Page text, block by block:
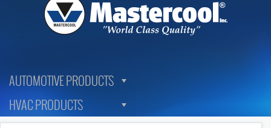
AUTOMOTIVE PRODUCTS
HVAC PRODUCTS